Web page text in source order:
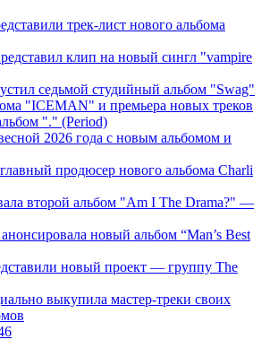
трек-лист нового альбома
клип на новый сингл "vampire
седьмой студийный альбом "Swag"
"ICEMAN" и премьера новых треков
"." (Period)
2026 года с новым альбомом и
продюсер нового альбома Charli
второй альбом "Am I The Drama?" —
новый альбом “Man’s Best
новый проект — группу The
выкупила мастер-треки своих